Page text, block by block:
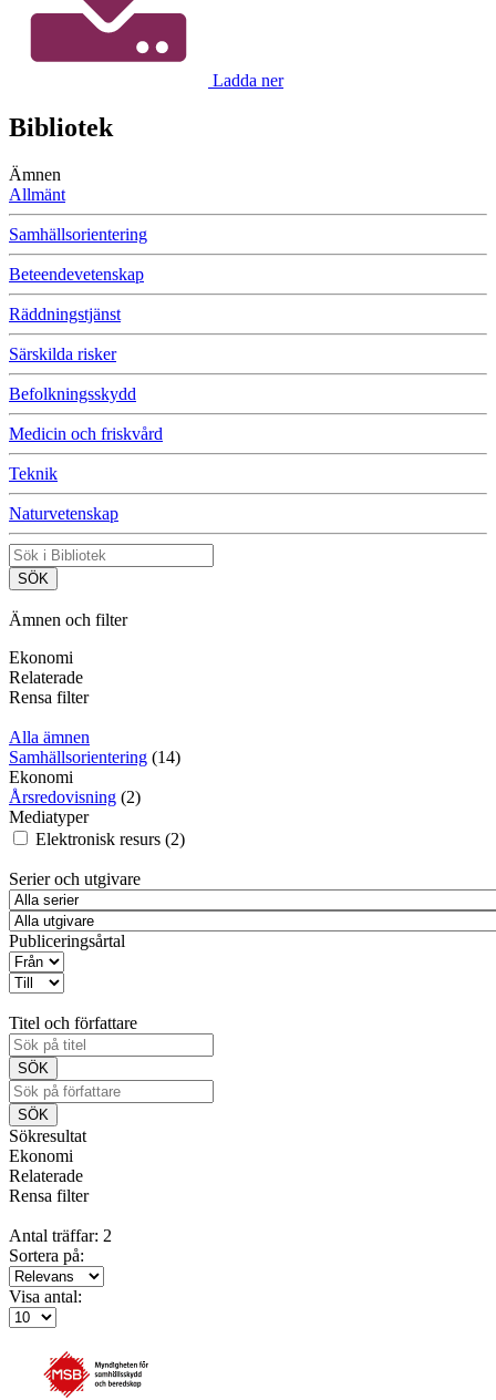
Ladda ner
Bibliotek
Ämnen
Allmänt
Samhällsorientering
Beteendevetenskap
Räddningstjänst
Särskilda risker
Befolkningsskydd
Medicin och friskvård
Teknik
Naturvetenskap
Ämnen och filter
Ekonomi
Relaterade
Rensa filter
Alla ämnen
Samhällsorientering (14)
Ekonomi
Årsredovisning (2)
Mediatyper
Elektronisk resurs (2)
Serier och utgivare
Publiceringsårtal
Titel och författare
Sökresultat
Ekonomi
Relaterade
Rensa filter
Antal träffar: 2
Sortera på:
Visa antal: